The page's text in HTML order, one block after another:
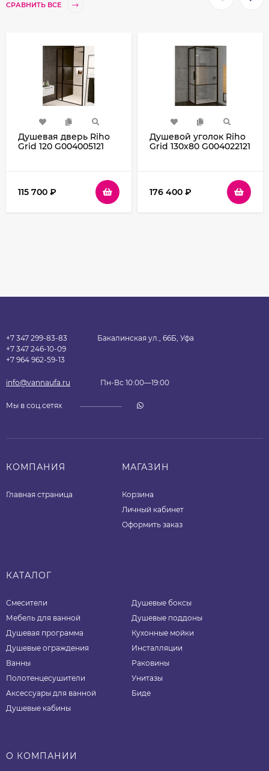
СРАВНИТЬ ВСЕ
Душевая дверь Riho
Grid 120 G004005121
115 700 ₽
Душевой уголок Riho
Grid 130x80 G004022121
176 400 ₽
+7 347 299-83-83
+7 347 246-10-09
+7 964 962-59-13
Бакалинская ул., 66Б, Уфа
info@vannaufa.ru Пн-Вс 10:00—19:00
Мы в соц.сетях
КОМПАНИЯ
Главная страница
МАГАЗИН
Корзина
Личный кабинет
Оформить заказ
КАТАЛОГ
Смесители
Мебель для ванной
Душевая программа
Душевые ограждения
Ванны
Полотенцесушители
Аксессуары для ванной
Душевые кабины
Душевые боксы
Душевые поддоны
Кухонные мойки
Инсталляции
Раковины
Унитазы
Биде
О КОМПАНИИ